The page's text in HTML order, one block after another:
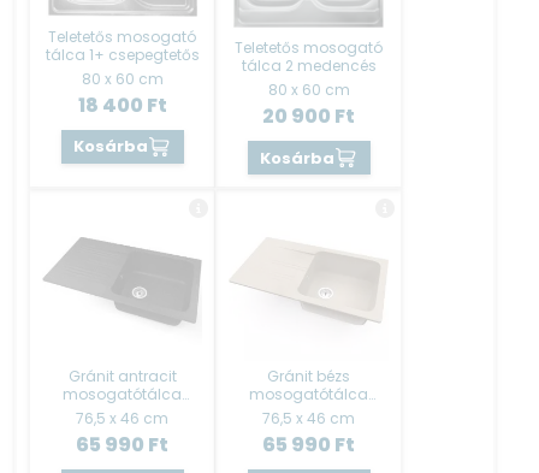
Teletetős mosogató
tálca 1+ csepegtetős
80 x 60 cm
18 400 Ft
Kosárba
Teletetős mosogató
tálca 2 medencés
80 x 60 cm
20 900 Ft
Kosárba
Gránit antracit
mosogatótálca
1+csepp Evido
76,5 x 46 cm
65 990 Ft
Gránit bézs
mosogatótálca
1+csepp
76,5 x 46 cm
65 990 Ft